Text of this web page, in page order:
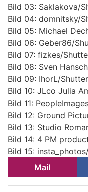
Bild 03: Saklakova/
Bild 04: domnitsky/
Bild 05: Michael
Bild 06: Geber86/
Bild 07: fizkes/
Bild 08: Sven
Bild 09: IhorL/
Bild 10: JLco Julia
Bild 11:
Bild 12: Ground
Bild 13: Studio
Bild 14: 4 PM
Bild 15:
Mail